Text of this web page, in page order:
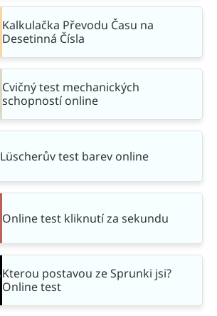
Kalkulačka Převodu Času na
Desetinná Čísla
Cvičný test mechanických
schopností online
Lüscherův test barev online
Online test kliknutí za sekundu
Kterou postavou ze Sprunki jsi?
Online test